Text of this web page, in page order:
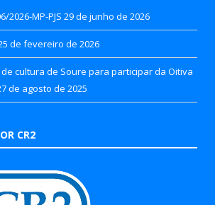
2026-MP-PJS 29 de junho de 2026
de fevereiro de 2026
cultura de Soure para participar da Oitiva
de agosto de 2025
CR2